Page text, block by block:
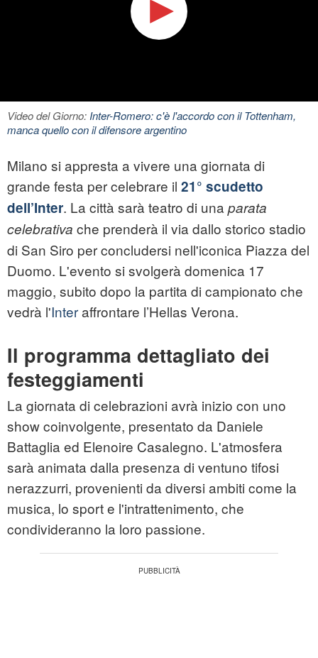
Video del Giorno:Inter-Romero: c'è l'accordo con il Tottenham,
manca quello con il difensore argentino
Milano si appresta a vivere una giornata di
grande festa per celebrare il 21° scudetto
dell’Inter. La città sarà teatro di una parata
celebrativa che prenderà il via dallo storico stadio
di San Siro per concludersi nell'iconica Piazza del
Duomo. L'evento si svolgerà domenica 17
maggio, subito dopo la partita di campionato che
vedrà l'Interaffrontare l’Hellas Verona.
Il programma dettagliato dei
festeggiamenti
La giornata di celebrazioni avrà inizio con uno
show coinvolgente, presentato da Daniele
Battaglia ed Elenoire Casalegno. L'atmosfera
sarà animata dalla presenza di ventuno tifosi
nerazzurri, provenienti da diversi ambiti come la
musica, lo sport e l'intrattenimento, che
condivideranno la loro passione.